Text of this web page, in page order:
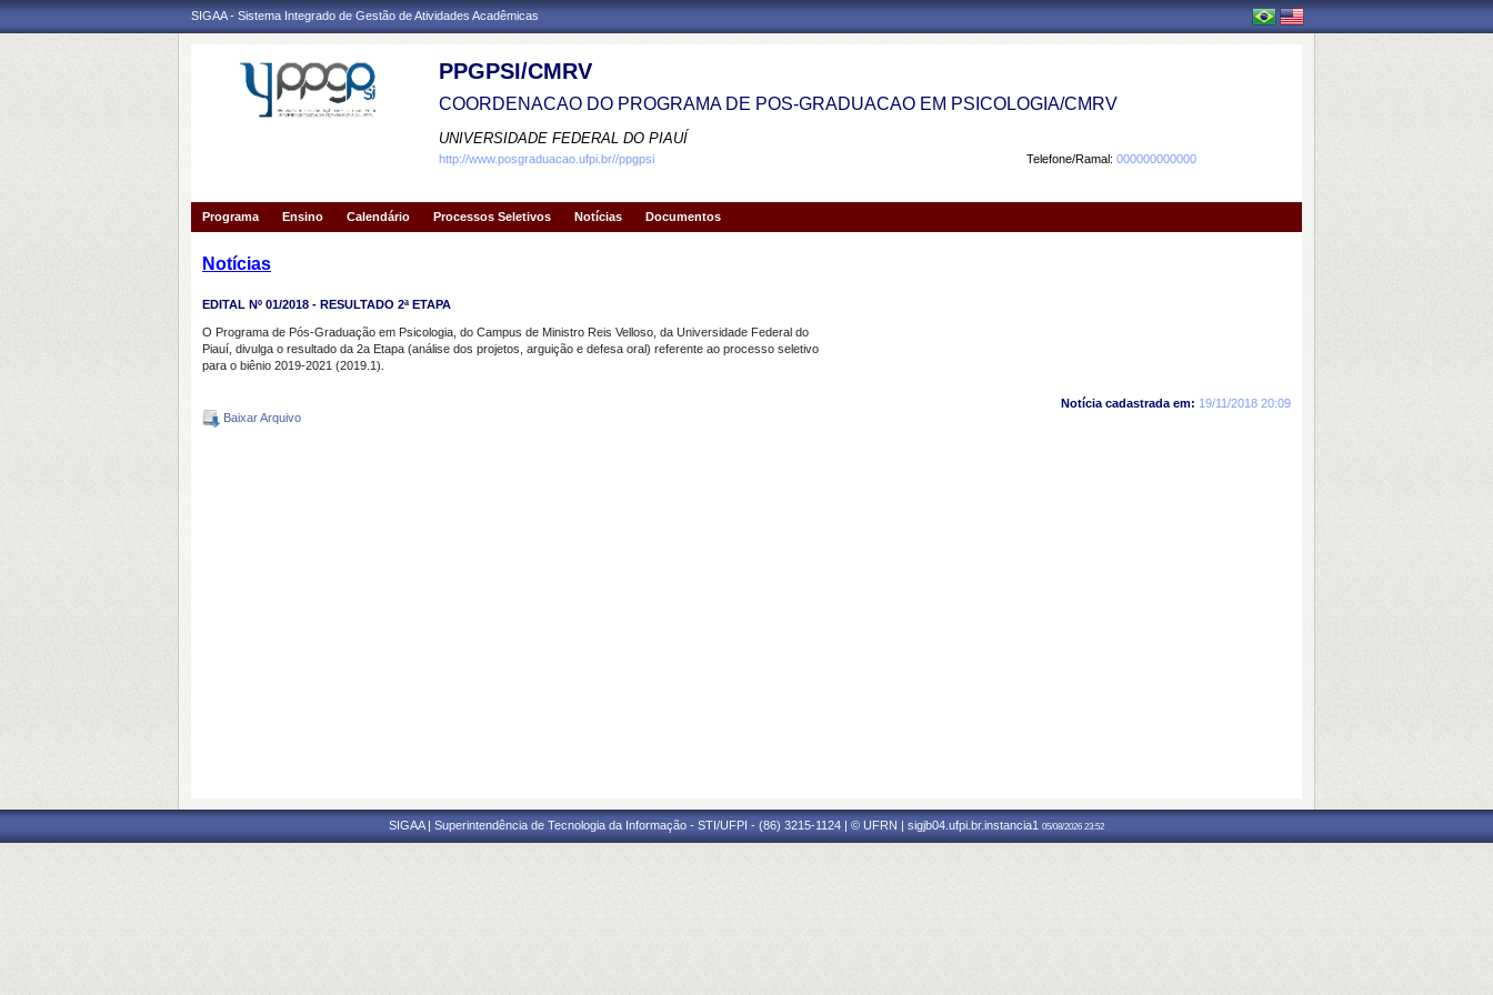
SIGAA - Sistema Integrado de Gestão de Atividades Acadêmicas
PPGPSI/CMRV
COORDENACAO DO PROGRAMA DE POS-GRADUACAO EM PSICOLOGIA/CMRV
UNIVERSIDADE FEDERAL DO PIAUÍ
Telefone/Ramal: 000000000000
http://www.posgraduacao.ufpi.br//ppgpsi
Programa Ensino Calendário Processos Seletivos Notícias Documentos
Notícias
EDITAL Nº 01/2018 - RESULTADO 2ª ETAPA
O Programa de Pós-Graduação em Psicologia, do Campus de Ministro Reis Velloso, da Universidade Federal do
Piauí, divulga o resultado da 2a Etapa (análise dos projetos, arguição e defesa oral) referente ao processo seletivo
para o biênio 2019-2021 (2019.1).
Notícia cadastrada em: 19/11/2018 20:09
Baixar Arquivo
SIGAA | Superintendência de Tecnologia da Informação - STI/UFPI - (86) 3215-1124 | © UFRN | sigjb04.ufpi.br.instancia1 05/08/2026 23:52